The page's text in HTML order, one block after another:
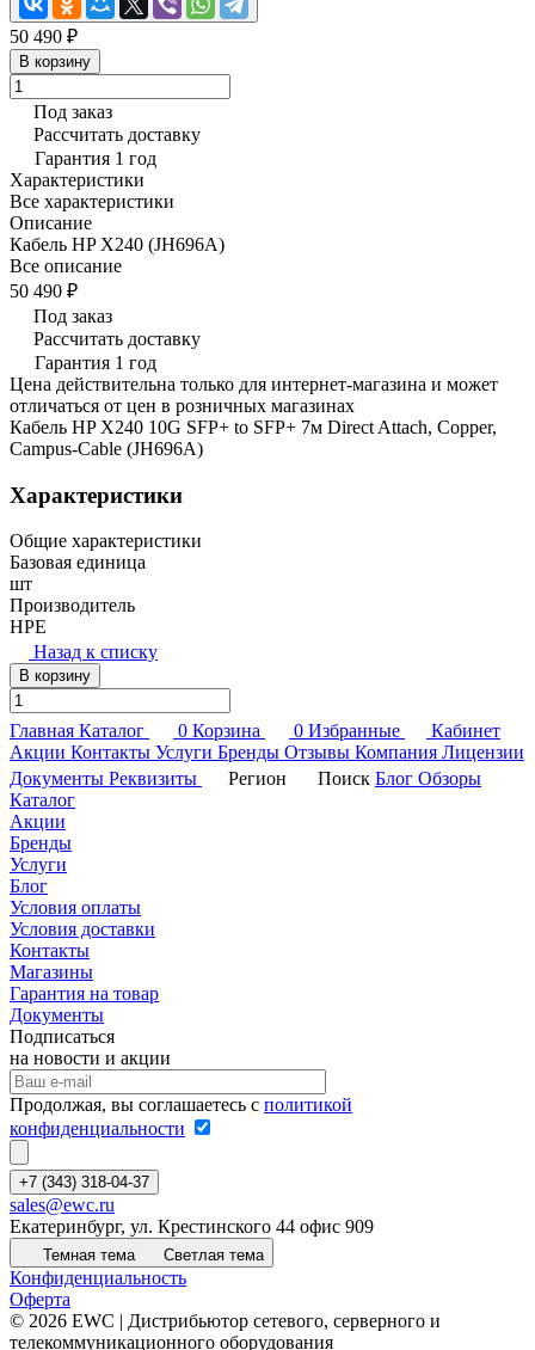
50 490 ₽
В корзину
Под заказ
Рассчитать доставку
Гарантия 1 год
Характеристики
Все характеристики
Описание
Кабель HP X240 (JH696A)
Все описание
50 490 ₽
Под заказ
Рассчитать доставку
Гарантия 1 год
Цена действительна только для интернет-магазина и может
отличаться от цен в розничных магазинах
Кабель HP X240 10G SFP+ to SFP+ 7м Direct Attach, Copper,
Campus-Cable (JH696A)
Характеристики
Общие характеристики
Базовая единица
шт
Производитель
HPE
Назад к списку
В корзину
Главная Каталог 0 Корзина 0 Избранные
Кабинет
Акции Контакты Услуги Бренды Отзывы Компания Лицензии
Документы Реквизиты Регион Поиск Блог Обзоры
Каталог
Акции
Бренды
Услуги
Блог
Условия оплаты
Условия доставки
Контакты
Магазины
Гарантия на товар
Документы
Подписаться
на новости и акции
Продолжая, вы соглашаетесь с политикой
конфиденциальности
+7 (343) 318-04-37
sales@ewc.ru
Екатеринбург, ул. Крестинского 44 офис 909
Темная тема Светлая тема
Конфиденциальность
Оферта
© 2026 EWC | Дистрибьютор сетевого, серверного и
телекоммуникационного оборудования